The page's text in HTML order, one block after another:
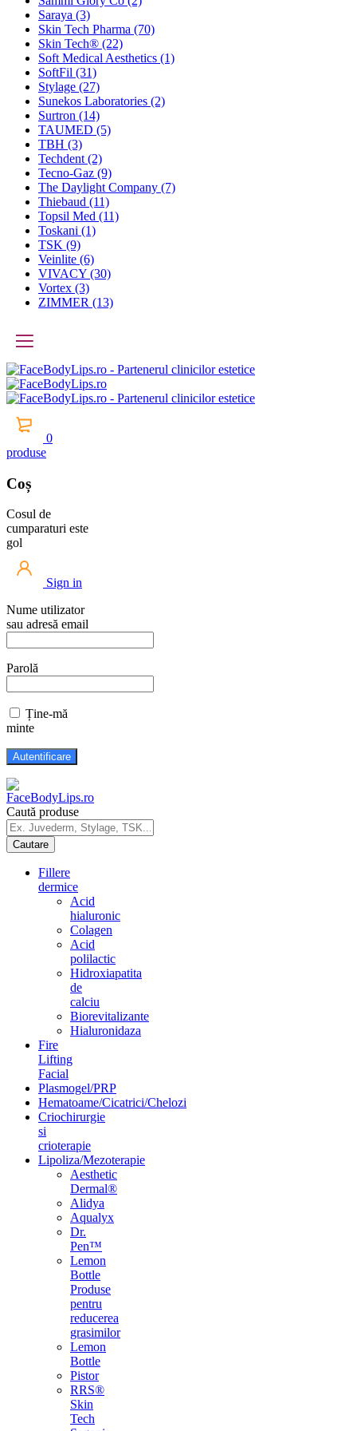
Saraya (3)
Skin Tech Pharma (70)
Skin Tech® (22)
Soft Medical Aesthetics (1)
SoftFil (31)
Stylage (27)
Sunekos Laboratories (2)
Surtron (14)
TAUMED (5)
TBH (3)
Techdent (2)
Tecno-Gaz (9)
The Daylight Company (7)
Thiebaud (11)
Topsil Med (11)
Toskani (1)
TSK (9)
Veinlite (6)
VIVACY (30)
Vortex (3)
ZIMMER (13)
0
produse
Coș
Cosul de
cumparaturi este
gol
Sign in
Nume utilizator
sau adresă email
Parolă
Ține-mă
minte
Caută produse
Fillere
dermice
Acid
hialuronic
Colagen
Acid
polilactic
Hidroxiapatita
de
calciu
Biorevitalizante
Hialuronidaza
Fire
Lifting
Facial
Plasmogel/PRP
Hematoame/Cicatrici/Chelozi
Criochirurgie
si
crioterapie
Lipoliza/Mezoterapie
Aesthetic
Dermal®
Alidya
Aqualyx
Dr.
Pen™
Lemon
Bottle
Produse
pentru
reducerea
grasimilor
Lemon
Bottle
Pistor
RRS®
Skin
Tech